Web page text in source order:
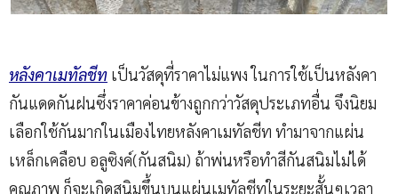
หลังคาเมทัลชีท เป็นวัสดุที่ราคาไม่แพง ในการใช้เป็นหลังคา
กันแดดกันฝนซึ่งราคาค่อนข้างถูกกว่าวัสดุประเภทอื่น จึงนิยม
เลือกใช้กันมากในเมืองไทยหลังคาเมทัลชีท ทำมาจากแผ่น
เหล็กเคลือบ อลูซิงค์(กันสนิม) ถ้าพ่นหรือทำสีกันสนิมไม่ได้
คุณภาพ ก็จะเกิดสนิมขึ้นบนแผ่นเมทัลชีทในระยะสั้นๆเวลา